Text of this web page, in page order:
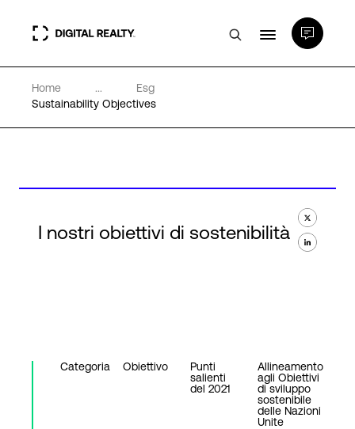
Data center
Home ...
Esg
Sustainability Objectives
I nostri obiettivi di sostenibilità
Categoria Obiettivo
Punti
salienti
del 2021
Allineamento
agli Obiettivi
di sviluppo
sostenibile
delle Nazioni
Unite